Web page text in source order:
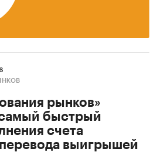
рынков»
быстрый
счета
выигрышей